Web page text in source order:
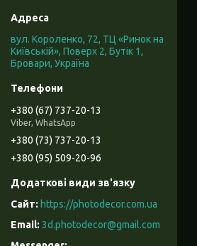
вул. Короленко, 72, ТЦ «Ринок на
Київській», Поверх 2, Бутік 1,
Бровари, Україна
+380 (67) 737-20-13
Viber, WhatsApp
+380 (73) 737-20-13
+380 (95) 509-20-96
https://photodecor.com.ua
3d.photodecor@gmail.com